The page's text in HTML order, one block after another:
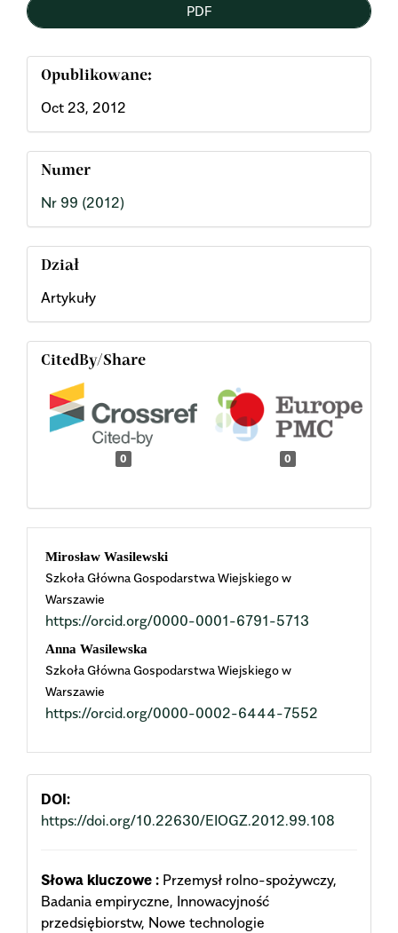
PDF
Opublikowane:
Oct 23, 2012
Numer
Nr 99 (2012)
Dział
Artykuły
CitedBy/Share
0 0
Main
Article
Content
Mirosław Wasilewski
Szkoła Główna Gospodarstwa Wiejskiego w
Warszawie
https://orcid.org/0000-0001-6791-5713
Anna Wasilewska
Szkoła Główna Gospodarstwa Wiejskiego w
Warszawie
https://orcid.org/0000-0002-6444-7552
DOI:
https://doi.org/10.22630/EIOGZ.2012.99.108
Słowa kluczowe : Przemysł rolno-spożywczy,
Badania empiryczne, Innowacyjność
przedsiębiorstw, Nowe technologie